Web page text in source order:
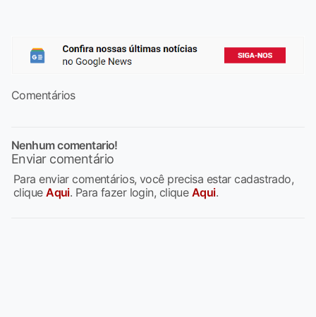
Comentários
Nenhum comentario!
Enviar comentário
Para enviar comentários, você precisa estar cadastrado,
cliqueAqui. Para fazer login, clique Aqui.